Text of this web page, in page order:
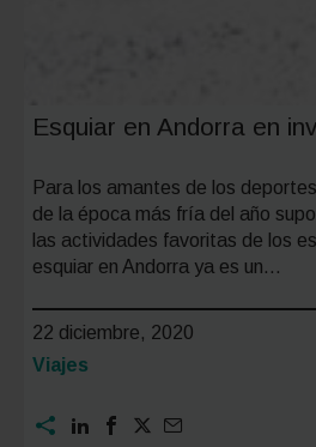
Esquiar en Andorra en
Para los amantes de los
de la época más fría del año
las actividades favoritas de los
esquiar en Andorra ya es un…
22 diciembre, 2020
Categoría:
Viajes